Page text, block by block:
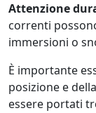
Attenzione
correnti
immersioni o
È importante
posizione e
essere portati